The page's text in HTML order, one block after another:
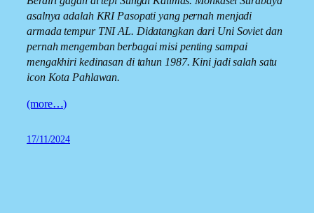
asalnya adalah KRI Pasopati yang pernah menjadi
armada tempur TNI AL. Didatangkan dari Uni Soviet dan
pernah mengemban berbagai misi penting sampai
mengakhiri kedinasan di tahun 1987. Kini jadi salah satu
icon Kota Pahlawan.
(more…)
17/11/2024